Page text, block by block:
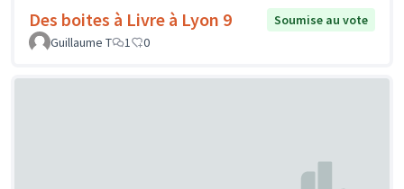
Des boites à Livre à Lyon 9
Soumise au vote
Guillaume T
1 0